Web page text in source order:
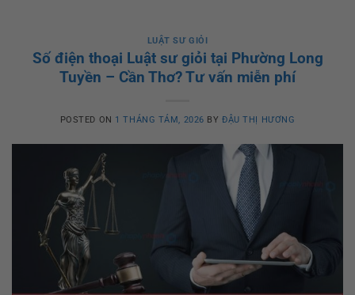
LUẬT SƯ GIỎI
Số điện thoại Luật sư giỏi tại Phường Long
Tuyền – Cần Thơ? Tư vấn miễn phí
POSTED ON 1 THÁNG TÁM, 2026 BYĐẬU THỊ HƯƠNG